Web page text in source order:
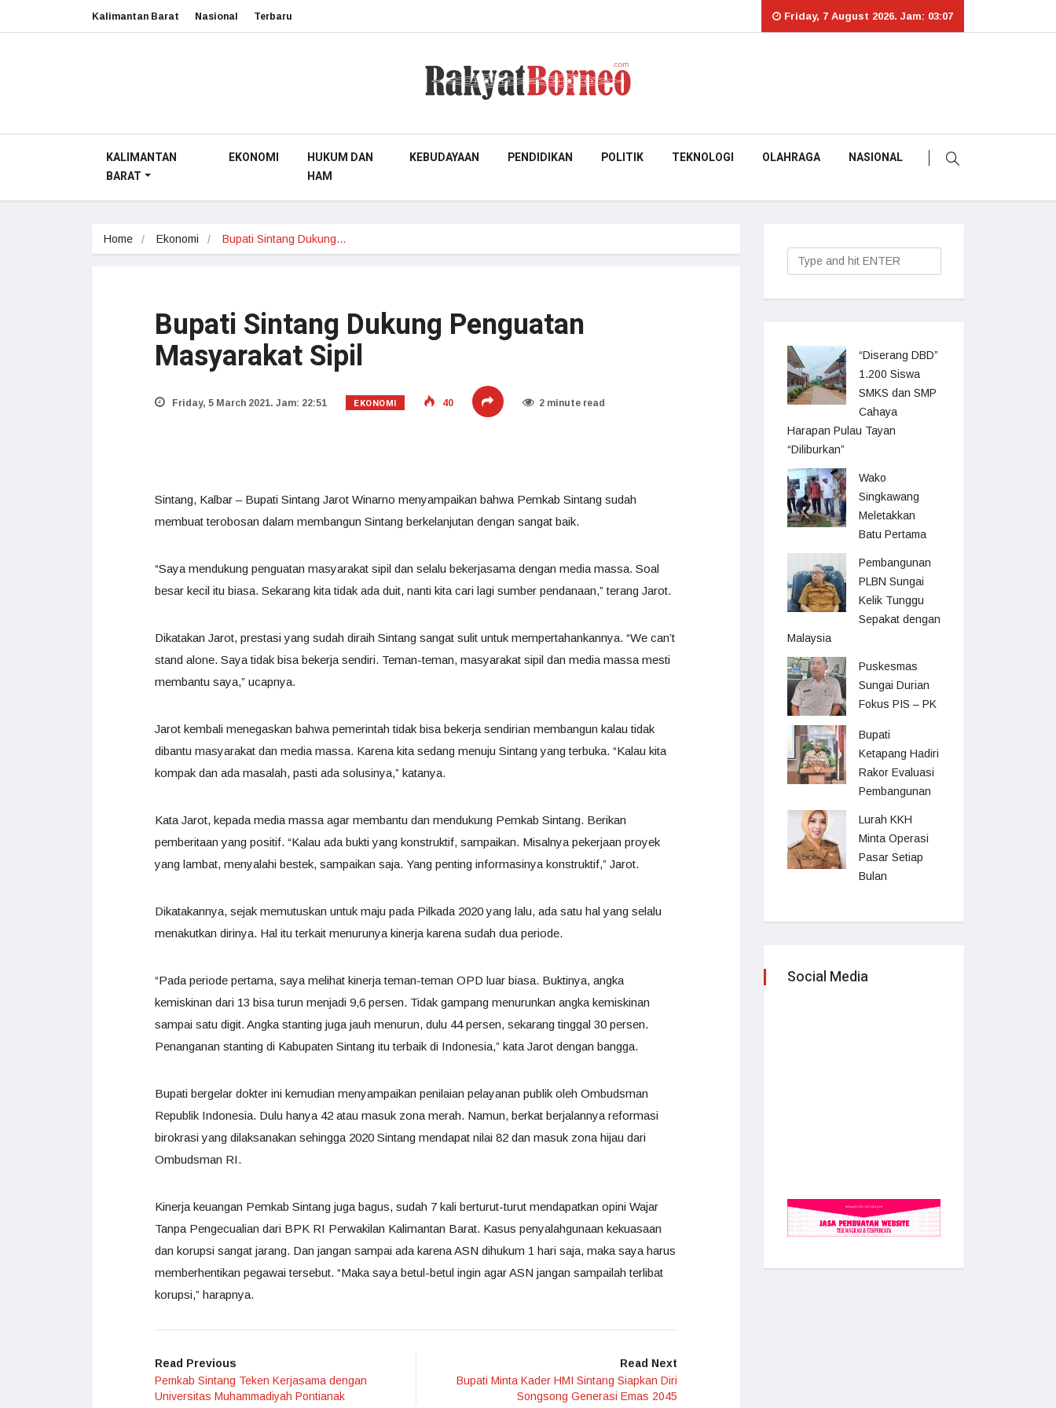
Kalimantan Barat Nasional Terbaru Friday, 7 August 2026. Jam: 03:07
KALIMANTAN
BARAT
EKONOMI
HUKUM DAN
HAM
KEBUDAYAAN PENDIDIKAN POLITIK TEKNOLOGI OLAHRAGA NASIONAL
Home Ekonomi Bupati Sintang Dukung…
Bupati Sintang Dukung Penguatan
Masyarakat Sipil
Friday, 5 March 2021. Jam: 22:51 EKONOMI 40 2 minute read
Sintang, Kalbar – Bupati Sintang Jarot Winarno menyampaikan bahwa Pemkab Sintang sudah
membuat terobosan dalam membangun Sintang berkelanjutan dengan sangat baik.
“Saya mendukung penguatan masyarakat sipil dan selalu bekerjasama dengan media massa. Soal
besar kecil itu biasa. Sekarang kita tidak ada duit, nanti kita cari lagi sumber pendanaan,” terang Jarot.
Dikatakan Jarot, prestasi yang sudah diraih Sintang sangat sulit untuk mempertahankannya. “We can’t
stand alone. Saya tidak bisa bekerja sendiri. Teman-teman, masyarakat sipil dan media massa mesti
membantu saya,” ucapnya.
Jarot kembali menegaskan bahwa pemerintah tidak bisa bekerja sendirian membangun kalau tidak
dibantu masyarakat dan media massa. Karena kita sedang menuju Sintang yang terbuka. “Kalau kita
kompak dan ada masalah, pasti ada solusinya,” katanya.
Kata Jarot, kepada media massa agar membantu dan mendukung Pemkab Sintang. Berikan
pemberitaan yang positif. “Kalau ada bukti yang konstruktif, sampaikan. Misalnya pekerjaan proyek
yang lambat, menyalahi bestek, sampaikan saja. Yang penting informasinya konstruktif,” Jarot.
Dikatakannya, sejak memutuskan untuk maju pada Pilkada 2020 yang lalu, ada satu hal yang selalu
menakutkan dirinya. Hal itu terkait menurunya kinerja karena sudah dua periode.
“Pada periode pertama, saya melihat kinerja teman-teman OPD luar biasa. Buktinya, angka
kemiskinan dari 13 bisa turun menjadi 9,6 persen. Tidak gampang menurunkan angka kemiskinan
sampai satu digit. Angka stanting juga jauh menurun, dulu 44 persen, sekarang tinggal 30 persen.
Penanganan stanting di Kabupaten Sintang itu terbaik di Indonesia,” kata Jarot dengan bangga.
Bupati bergelar dokter ini kemudian menyampaikan penilaian pelayanan publik oleh Ombudsman
Republik Indonesia. Dulu hanya 42 atau masuk zona merah. Namun, berkat berjalannya reformasi
birokrasi yang dilaksanakan sehingga 2020 Sintang mendapat nilai 82 dan masuk zona hijau dari
Ombudsman RI.
Kinerja keuangan Pemkab Sintang juga bagus, sudah 7 kali berturut-turut mendapatkan opini Wajar
Tanpa Pengecualian dari BPK RI Perwakilan Kalimantan Barat. Kasus penyalahgunaan kekuasaan
dan korupsi sangat jarang. Dan jangan sampai ada karena ASN dihukum 1 hari saja, maka saya harus
memberhentikan pegawai tersebut. “Maka saya betul-betul ingin agar ASN jangan sampailah terlibat
korupsi,” harapnya.
Read Previous
Pemkab Sintang Teken Kerjasama dengan
Universitas Muhammadiyah Pontianak
Read Next
Bupati Minta Kader HMI Sintang Siapkan Diri
Songsong Generasi Emas 2045
“Diserang DBD”
1.200 Siswa
SMKS dan SMP
Cahaya
Harapan Pulau Tayan
“Diliburkan”
Wako
Singkawang
Meletakkan
Batu Pertama
Pembangunan
PLBN Sungai
Kelik Tunggu
Sepakat dengan
Malaysia
Puskesmas
Sungai Durian
Fokus PIS – PK
Bupati
Ketapang Hadiri
Rakor Evaluasi
Pembangunan
Lurah KKH
Minta Operasi
Pasar Setiap
Bulan
Social Media